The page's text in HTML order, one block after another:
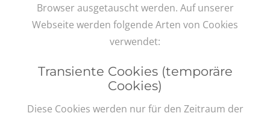
Browser ausgetauscht werden. Auf unserer
Webseite werden folgende Arten von Cookies
verwendet:
Transiente Cookies (temporäre
Cookies)
Diese Cookies werden nur für den Zeitraum der